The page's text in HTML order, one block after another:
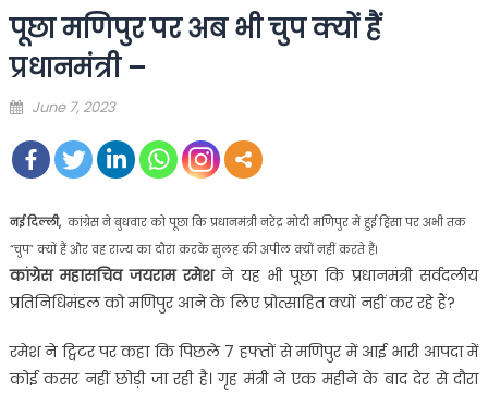
पूछा मणिपुर पर अब भी चुप क्यों हैं
प्रधानमंत्री –
Posted
June 7, 2023
नई दिल्ली, कांग्रेस ने बुधवार को पूछा कि प्रधानमंत्री नरेंद्र मोदी मणिपुर में हुई हिंसा पर अभी तक
“चुप” क्यों हैं और वह राज्य का दौरा करके सुलह की अपील क्यों नहीं करते हैं।
कांग्रेस महासचिव जयराम रमेशने यह भी पूछा कि प्रधानमंत्री सर्वदलीय
प्रतिनिधिमंडल को मणिपुर आने के लिए प्रोत्साहित क्यों नहीं कर रहे हैं?
रमेश ने ट्विटर पर कहा कि पिछले 7 हफ्तों से मणिपुर में आई भारी आपदा में
कोई कसर नहीं छोड़ी जा रही है। गृह मंत्री ने एक महीने के बाद देर से दौरा